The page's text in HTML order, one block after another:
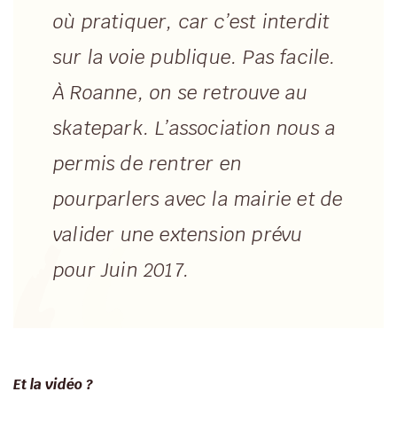
où pratiquer, car c’est interdit
sur la voie publique. Pas facile.
À Roanne, on se retrouve au
skatepark. L’association nous a
permis de rentrer en
pourparlers avec la mairie et de
valider une extension prévu
pour Juin 2017.
Et la vidéo ?